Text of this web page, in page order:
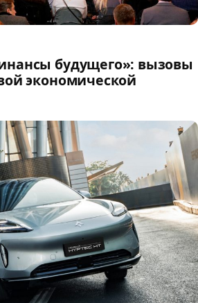
будущего»: вызовы
экономической